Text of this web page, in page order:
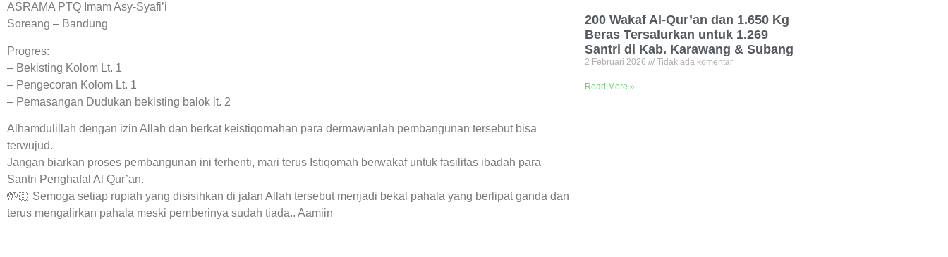
ASRAMA PTQ Imam Asy-Syafi’i
Soreang – Bandung
Progres:
– Bekisting Kolom Lt. 1
– Pengecoran Kolom Lt. 1
– Pemasangan Dudukan bekisting balok lt. 2
Alhamdulillah dengan izin Allah dan berkat keistiqomahan para dermawanlah pembangunan tersebut bisa
terwujud.
Jangan biarkan proses pembangunan ini terhenti, mari terus Istiqomah berwakaf untuk fasilitas ibadah para
Santri Penghafal Al Qur’an.
🤲🏻 Semoga setiap rupiah yang disisihkan di jalan Allah tersebut menjadi bekal pahala yang berlipat ganda dan
terus mengalirkan pahala meski pemberinya sudah tiada.. Aamiin
200 Wakaf Al-Qur’an dan 1.650 Kg
Beras Tersalurkan untuk 1.269
Santri di Kab. Karawang & Subang
2 Februari 2026 Tidak ada komentar
Read More »